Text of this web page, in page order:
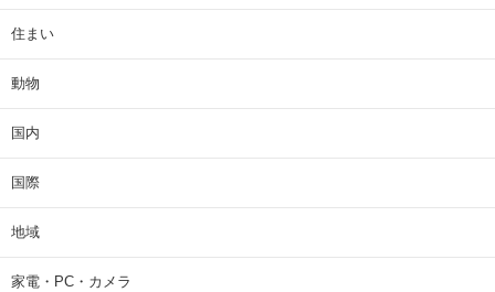
住まい
動物
国内
国際
地域
家電・PC・カメラ